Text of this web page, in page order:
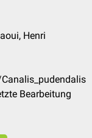
Henri
Bearbeitung